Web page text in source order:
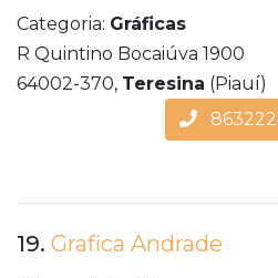
Categoria: Gráficas
R Quintino Bocaiúva 1900
64002-370, Teresina (Piauí)
19. Grafica Andrade